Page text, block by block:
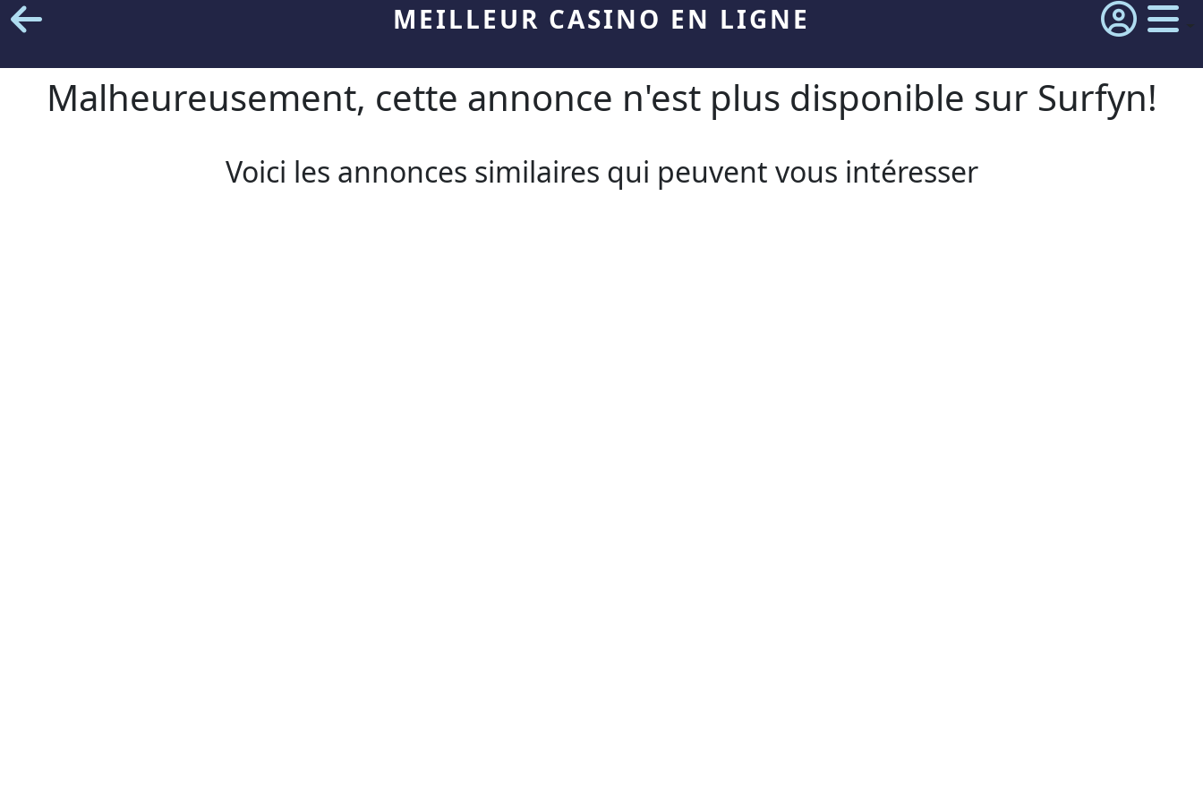
MEILLEUR CASINO EN LIGNE
Malheureusement, cette annonce n'est plus disponible sur Surfyn!
Voici les annonces similaires qui peuvent vous intéresser